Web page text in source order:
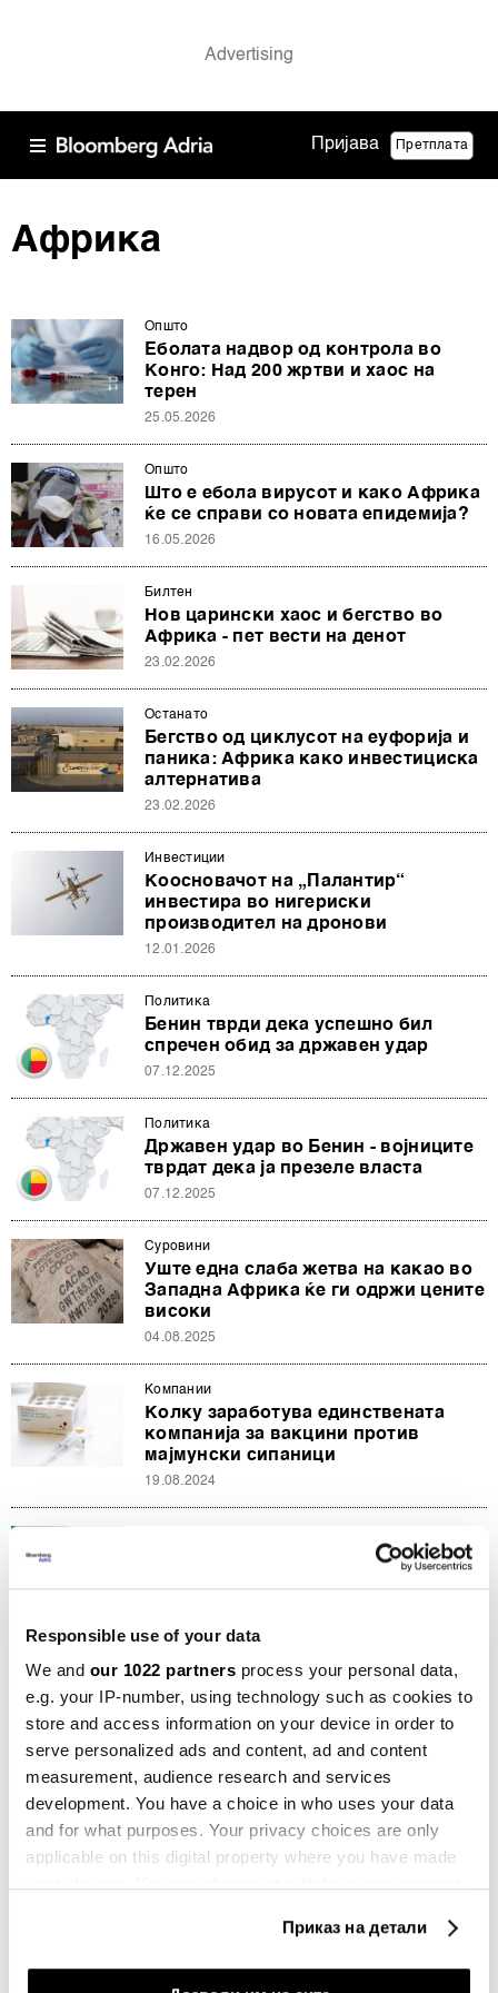
Responsible use of your data
We and our 1022 partners process your personal data,
e.g. your IP-number, using technology such as cookies to
store and access information on your device in order to
serve personalized ads and content, ad and content
measurement, audience research and services
development. You have a choice in who uses your data
and for what purposes. Your privacy choices are only
applicable on this digital property where you have made
Приказ на детали
Пријава Претплата
Африка
Општо
Еболата надвор од контрола во
Конго: Над 200 жртви и хаос на
терен
25.05.2026
Општо
Што е ебола вирусот и како Африка
ќе се справи со новата епидемија?
16.05.2026
Билтен
Нов царински хаос и бегство во
Африка - пет вести на денот
23.02.2026
Останато
Бегство од циклусот на еуфорија и
паника: Африка како инвестициска
алтернатива
23.02.2026
Инвестиции
Коосновачот на „Палантир“
инвестира во нигериски
производител на дронови
12.01.2026
Политика
Бенин тврди дека успешно бил
спречен обид за државен удар
07.12.2025
Политика
Државен удар во Бенин - војниците
тврдат дека ја презеле власта
07.12.2025
Суровини
Уште една слаба жетва на какао во
Западна Африка ќе ги одржи цените
високи
04.08.2025
Компании
Колку заработува единствената
компанија за вакцини против
мајмунски сипаници
19.08.2024
Светот задоцни во случајот со
Недостигот од пари може да
предизвика ширење на мајмунските
сипаници
17.08.2024
Општо
ЕЦДЦ препорача вакцинирање
против мајмунски сипаници пред
патување во Африка
17.08.2024
Африка сè помалку привлечна за
мултинационалните компании